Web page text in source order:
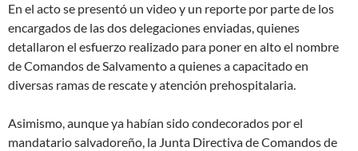
En el acto se presentó un video y un reporte por parte de los
encargados de las dos delegaciones enviadas, quienes
detallaron el esfuerzo realizado para poner en alto el nombre
de Comandos de Salvamento a quienes a capacitado en
diversas ramas de rescate y atención prehospitalaria.
Asimismo, aunque ya habían sido condecorados por el
mandatario salvadoreño, la Junta Directiva de Comandos de